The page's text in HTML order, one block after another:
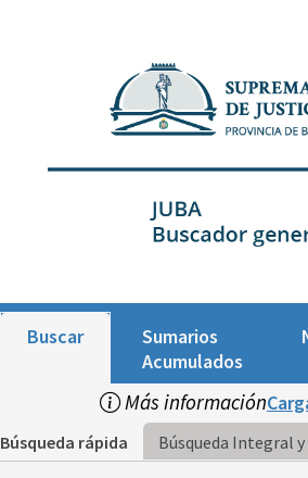
Buscar
Sumarios
Acumulados
Más información
Búsqueda rápida Búsqueda Integral